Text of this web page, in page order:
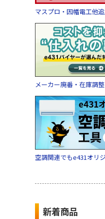
マスプロ・因幡電工他
メーカー廃番・在庫調
空調関連でもe431オリ
新着商品